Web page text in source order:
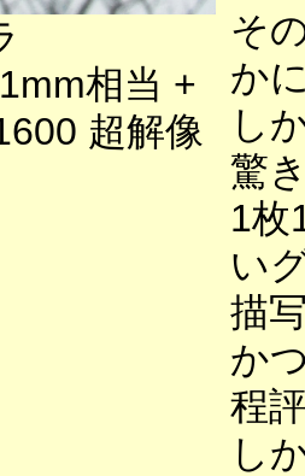
相当 +
超解像
そ
か
し
驚
1枚
い
描
か
程
し